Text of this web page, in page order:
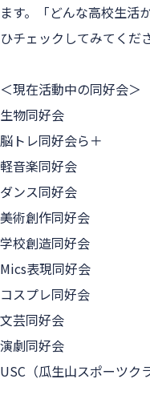
ます。「どんな高校生活
ひチェックしてみてくだ
＜現在活動中の同好会＞
生物同好会
脳トレ同好会ら＋
軽音楽同好会
ダンス同好会
美術創作同好会
学校創造同好会
Mics表現同好会
コスプレ同好会
文芸同好会
演劇同好会
USC（瓜生山スポーツク